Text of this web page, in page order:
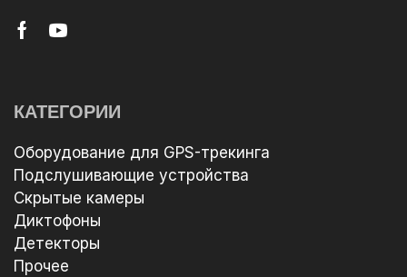
КАТЕГОРИИ
Оборудование для GPS-трекинга
Подслушивающие устройства
Скрытые камеры
Диктофоны
Детекторы
Прочее